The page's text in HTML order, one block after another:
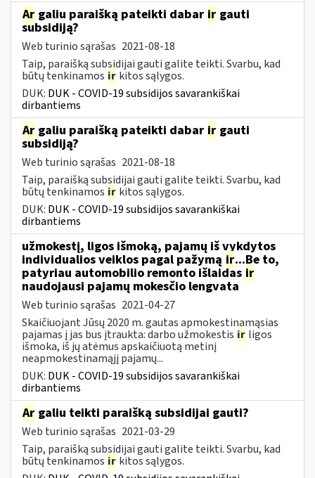
Ar galiu paraišką pateikti dabar ir gauti
subsidiją?
Web turinio sąrašas 2021-08-18
Taip, paraišką subsidijai gauti galite teikti. Svarbu, kad
būtų tenkinamos ir kitos sąlygos.
DUK: DUK - COVID-19 subsidijos savarankiškai
dirbantiems
Ar galiu paraišką pateikti dabar ir gauti
subsidiją?
Web turinio sąrašas 2021-08-18
Taip, paraišką subsidijai gauti galite teikti. Svarbu, kad
būtų tenkinamos ir kitos sąlygos.
DUK: DUK - COVID-19 subsidijos savarankiškai
dirbantiems
užmokestį, ligos išmoką, pajamų iš vykdytos
individualios veiklos pagal pažymą ir...Be to,
patyriau automobilio remonto išlaidas ir
naudojausi pajamų mokesčio lengvata
Web turinio sąrašas 2021-04-27
Skaičiuojant Jūsų 2020 m. gautas apmokestinamąsias
pajamas į jas bus įtraukta: darbo užmokestis ir ligos
išmoka, iš jų atėmus apskaičiuotą metinį
neapmokestinamąjį pajamų...
DUK: DUK - COVID-19 subsidijos savarankiškai
dirbantiems
Ar galiu teikti paraišką subsidijai gauti?
Web turinio sąrašas 2021-03-29
Taip, paraišką subsidijai gauti galite teikti. Svarbu, kad
būtų tenkinamos ir kitos sąlygos.